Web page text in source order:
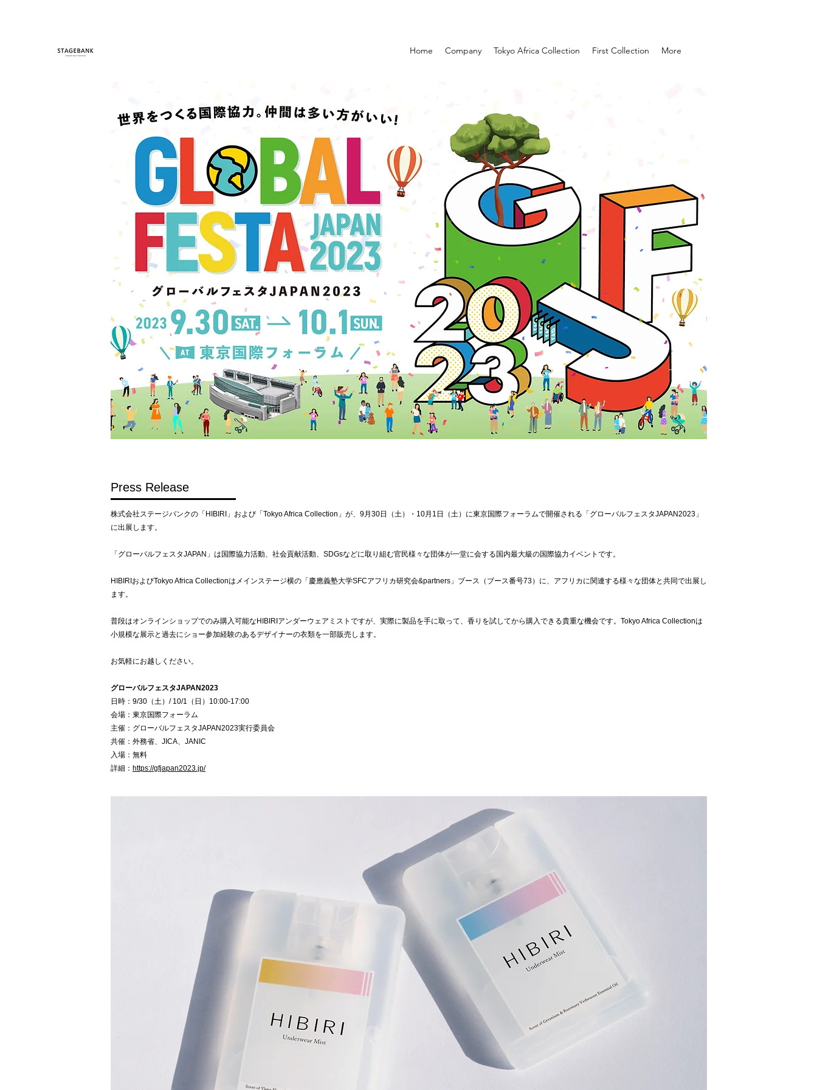
Home Company Tokyo Africa Collection First Collection More
Press Release
株式会社ステージバンクの「HIBIRI」および「Tokyo Africa Collection」が、9月30日（土）・10月1日（土）に東京国際フォーラムで開催される「グローバルフェスタJAPAN2023」
に出展します。
「グローバルフェスタJAPAN」は国際協力活動、社会貢献活動、SDGsなどに取り組む官民様々な団体が一堂に会する国内最大級の国際協力イベントです。
HIBIRIおよびTokyo Africa Collectionはメインステージ横の「慶應義塾大学SFCアフリカ研究会&partners」ブース（ブース番号73）に、アフリカに関連する様々な団体と共同で出展し
ます。
普段はオンラインショップでのみ購入可能なHIBIRIアンダーウェアミストですが、実際に製品を手に取って、香りを試してから購入できる貴重な機会です。Tokyo Africa Collectionは
小規模な展示と過去にショー参加経験のあるデザイナーの衣類を一部販売します。
お気軽にお越しください。
グローバルフェスタJAPAN2023
日時：9/30（土）/ 10/1（日）10:00-17:00
会場：東京国際フォーラム
主催：グローバルフェスタJAPAN2023実行委員会
共催：外務省、JICA、JANIC
入場：無料
詳細： https://gfjapan2023.jp/